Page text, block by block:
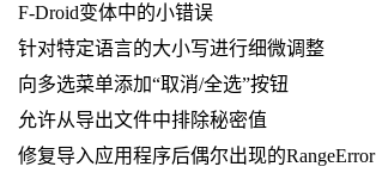
F-Droid变体中的小错误
针对特定语言的大小写进行细微调整
向多选菜单添加“取消/全选”按钮
允许从导出文件中排除秘密值
修复导入应用程序后偶尔出现的RangeError